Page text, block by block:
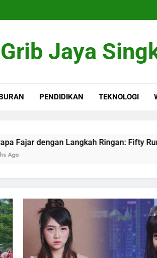
Grib Jaya
PENDIDIKAN TEKNOLOGI
Langkah Ringan: Fifty Running